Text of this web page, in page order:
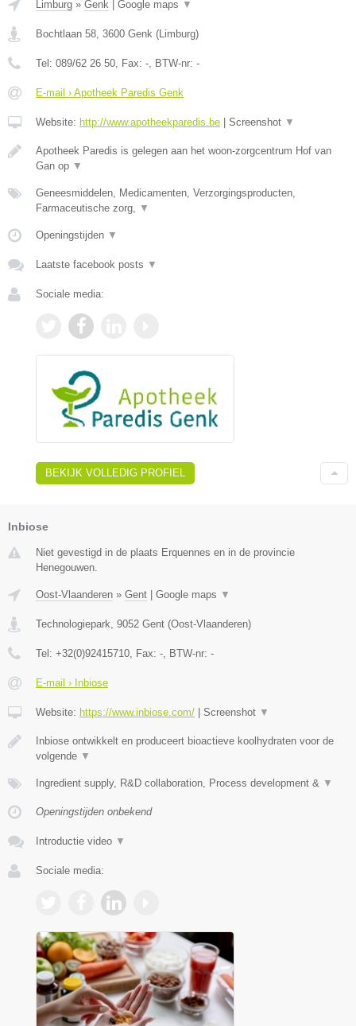
Limburg » Genk Google maps ▼
Bochtlaan 58 3600 Genk ( Limburg)
Tel: 089/62 26 50 , Fax: - , BTW-nr: -
E-mail › Apotheek Paredis Genk
Website: http://www.apotheekparedis.be Screenshot ▼
Apotheek Paredis is gelegen aan het woon-zorgcentrum Hof van
Gan op ▼
Geneesmiddelen, Medicamenten, Verzorgingsproducten,
Farmaceutische zorg,
▼
Openingstijden ▼
Laatste facebook posts ▼
Sociale media:
BEKIJK VOLLEDIG PROFIEL
Inbiose
Niet gevestigd in de plaats Erquennes en in de provincie
Henegouwen.
Oost-Vlaanderen » Gent Google maps ▼
Technologiepark 9052 Gent (Oost-Vlaanderen)
Tel: +32(0)92415710 , Fax: - , BTW-nr: -
E-mail › Inbiose
Website: https://www.inbiose.com/ Screenshot ▼
Inbiose ontwikkelt en produceert bioactieve koolhydraten voor de
volgende ▼
Ingredient supply, R&D collaboration, Process development & ▼
Openingstijden onbekend
Introductie video ▼
Sociale media: